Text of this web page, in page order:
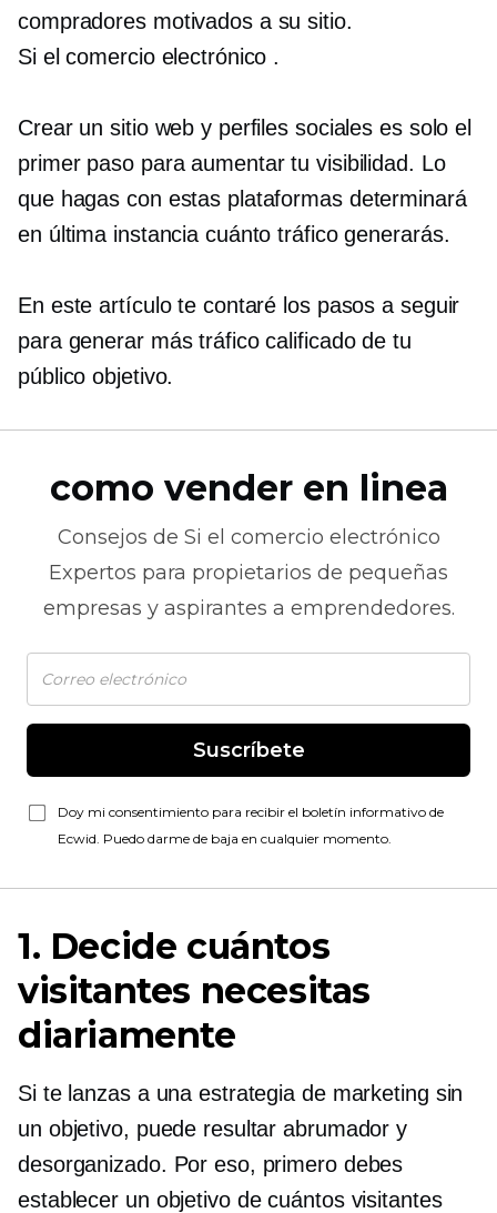
compradores motivados a su sitio.
Si el comercio electrónico .
Crear un sitio web y perfiles sociales es solo el
primer paso para aumentar tu visibilidad. Lo
que hagas con estas plataformas determinará
en última instancia cuánto tráfico generarás.
En este artículo te contaré los pasos a seguir
para generar más tráfico calificado de tu
público objetivo.
como vender en linea
Consejos de Si el comercio electrónico
Expertos para propietarios de pequeñas
empresas y aspirantes a emprendedores.
Suscríbete
Doy mi consentimiento para recibir el boletín informativo de
Ecwid. Puedo darme de baja en cualquier momento.
1. Decide cuántos
visitantes necesitas
diariamente
Si te lanzas a una estrategia de marketing sin
un objetivo, puede resultar abrumador y
desorganizado. Por eso, primero debes
establecer un objetivo de cuántos visitantes